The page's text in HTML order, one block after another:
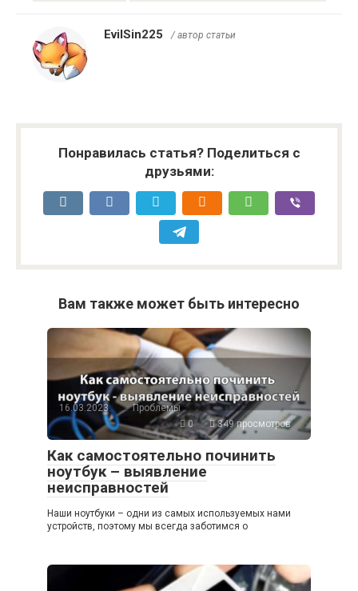
EvilSin225 / автор статьи
Понравилась статья? Поделиться с
друзьями:
Вам также может быть интересно
16.03.2023
Проблемы
0
349 просмотров
Как самостоятельно починить
ноутбук – выявление
неисправностей
Наши ноутбуки – одни из самых используемых нами
устройств, поэтому мы всегда заботимся о